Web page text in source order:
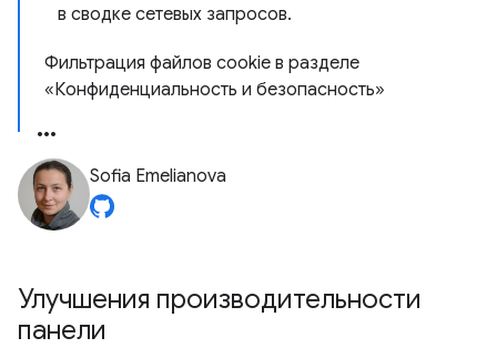
в сводке сетевых запросов.
Фильтрация файлов cookie в разделе
«Конфиденциальность и безопасность»
Sofia Emelianova
Улучшения производительности
панели